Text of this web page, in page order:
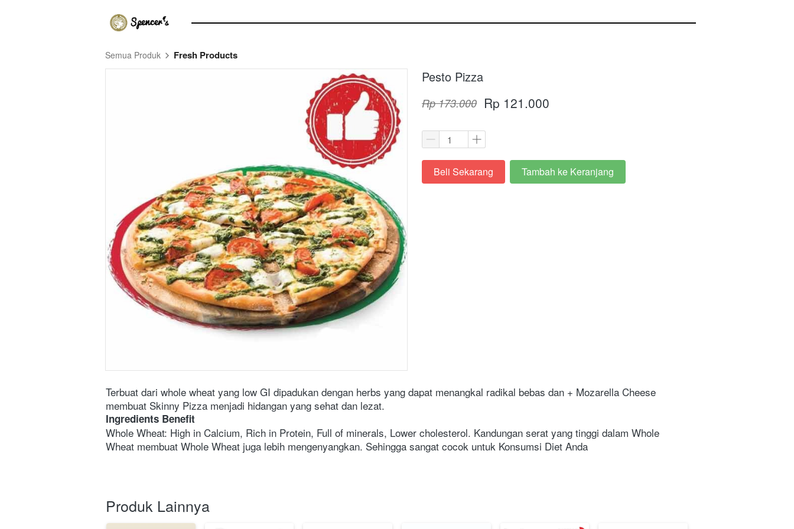
Semua Produk Fresh Products
Pesto Pizza
Rp 173.000 Rp 121.000
`Beli Sekarang `
Tambah ke Keranjang
Terbuat dari whole wheat yang low GI dipadukan dengan herbs yang dapat menangkal radikal bebas dan + Mozarella Cheese
membuat Skinny Pizza menjadi hidangan yang sehat dan lezat.
Ingredients Benefit
Whole Wheat: High in Calcium, Rich in Protein, Full of minerals, Lower cholesterol. Kandungan serat yang tinggi dalam Whole
Wheat membuat Whole Wheat juga lebih mengenyangkan. Sehingga sangat cocok untuk Konsumsi Diet Anda
Produk Lainnya